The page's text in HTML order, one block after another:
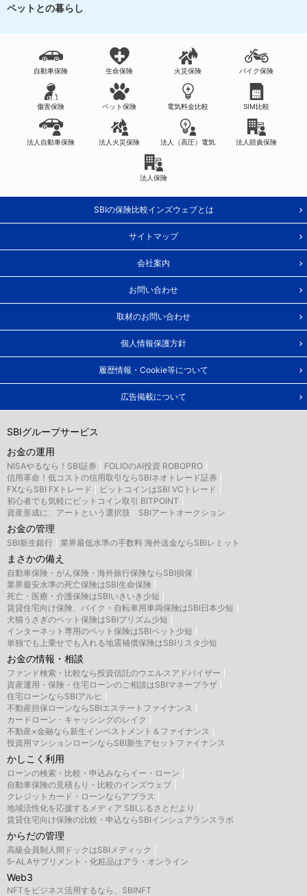
ペットとの暮らし
自動車保険 生命保険 火災保険 バイク保険
傷害保険 ペット保険 電気料金比較 SIM比較
法人自動車保険 法人火災保険 法人（高圧）電気 法人賠責保険
法人保険
SBIの保険比較インズウェブとは
サイトマップ
会社案内
お問い合わせ
取材のお問い合わせ
個人情報保護方針
履歴情報・Cookie等について
広告掲載について
SBIグループサービス
お金の運用
NISAやるなら！SBI証券
FOLIOのAI投資 ROBOPRO
信用革命！低コストの信用取引ならSBIネオトレード証券
FXならSBI FXトレード
ビットコインはSBI VCトレード
初心者でも気軽にビットコイン取引 BITPOINT
資産形成に、アートという選択肢 SBIアートオークション
お金の管理
SBI新生銀行 業界最低水準の手数料 海外送金ならSBIレミット
まさかの備え
自動車保険・がん保険・海外旅行保険ならSBI損保
業界最安水準の死亡保険はSBI生命保険
死亡・医療・介護保険はSBIいきいき少短
賃貸住宅向け保険、バイク・自転車用車両保険はSBI日本少短
犬猫うさぎのペット保険はSBIプリズム少短
インターネット専用のペット保険はSBIペット少短
単独でも上乗せでも入れる地震補償保険はSBIリスタ少短
お金の情報・相談
ファンド検索・比較なら投資信託のウエルスアドバイザー
資産運用・保険・住宅ローンのご相談はSBIマネープラザ
住宅ローンならSBIアルヒ
不動産担保ローンならSBIエステートファイナンス
カードローン・キャッシングのレイク
不動産×金融なら新生インベストメント＆ファイナンス
投資用マンションローンならSBI新生アセットファイナンス
かしこく利用
ローンの検索・比較・申込みならイー・ローン
自動車保険の見積もり・比較のインズウェブ
クレジットカード・ローンならアプラス
地域活性化を応援するメディア SBIふるさとだより
賃貸住宅向け保険の比較・申込ならSBIインシュアランスラボ
からだの管理
高級会員制人間ドックはSBIメディック
5-ALAサプリメント・化粧品はアラ・オンライン
Web3
NFTをビジネス活用するなら、SBINFT